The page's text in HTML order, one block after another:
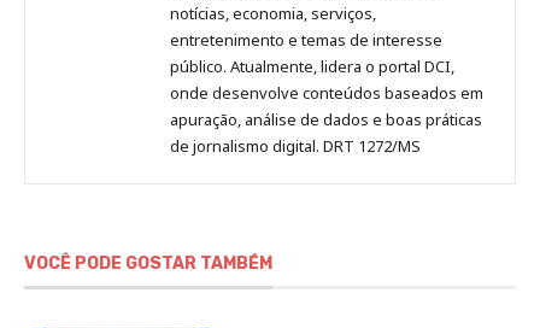
notícias, economia, serviços,
entretenimento e temas de interesse
público. Atualmente, lidera o portal DCI,
onde desenvolve conteúdos baseados em
apuração, análise de dados e boas práticas
de jornalismo digital. DRT 1272/MS
VOCÊ PODE GOSTAR TAMBÉM